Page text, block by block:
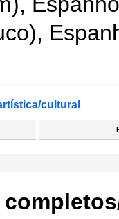
cultural